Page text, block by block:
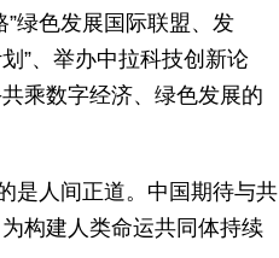
绿色发展国际联盟、发
”、举办中拉科技创新论
乘数字经济、绿色发展的
是人间正道。中国期待与共
构建人类命运共同体持续